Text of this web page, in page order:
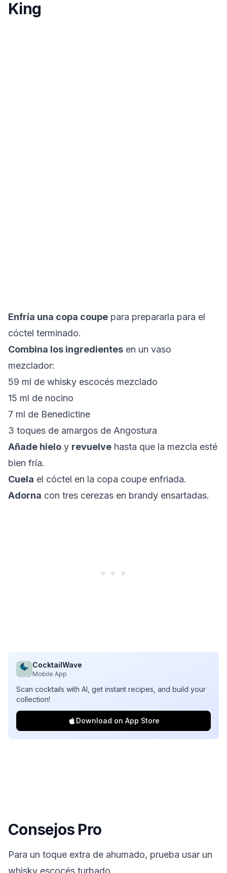
King
Enfría una copa coupe para prepararla para el
cóctel terminado.
Combina los ingredientes en un vaso
mezclador:
59 ml de whisky escocés mezclado
15 ml de nocino
7 ml de Benedictine
3 toques de amargos de Angostura
Añade hielo y revuelve hasta que la mezcla esté
bien fría.
Cuela el cóctel en la copa coupe enfriada.
Adorna con tres cerezas en brandy ensartadas.
CocktailWave
Mobile App
Scan cocktails with AI, get instant recipes, and build your
collection!
Download on App Store
Consejos Pro
Para un toque extra de ahumado, prueba usar un
whisky escocés turbado.